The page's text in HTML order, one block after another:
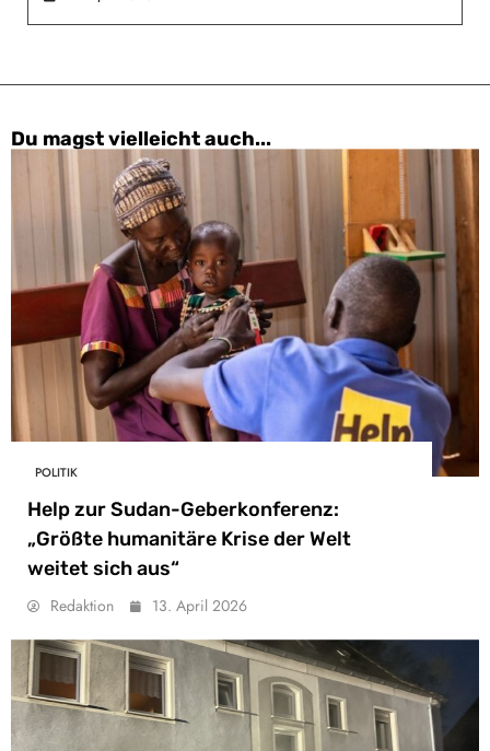
Du magst vielleicht auch...
POLITIK
Help zur Sudan-Geberkonferenz:
„Größte humanitäre Krise der Welt
weitet sich aus“
Redaktion 13. April 2026